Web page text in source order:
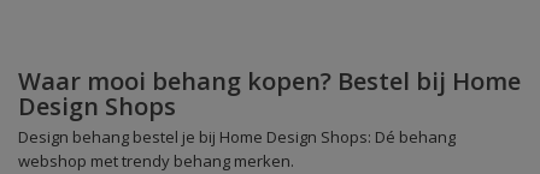
Waar mooi behang kopen? Bestel bij Home
Design Shops
Design behang bestel je bij Home Design Shops: Dé behang
webshop met trendy behang merken.